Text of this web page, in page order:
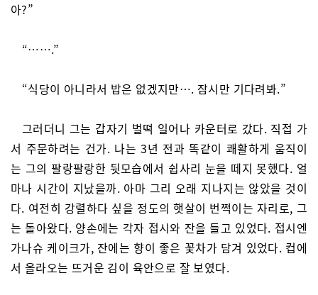
아?”
“…….”
“식당이 아니라서 밥은 없겠지만…. 잠시만 기다려봐.”
그러더니 그는 갑자기 벌떡 일어나 카운터로 갔다. 직접 가
서 주문하려는 건가. 나는 3년 전과 똑같이 쾌활하게 움직이
는 그의 팔랑팔랑한 뒷모습에서 쉽사리 눈을 떼지 못했다. 얼
마나 시간이 지났을까. 아마 그리 오래 지나지는 않았을 것이
다. 여전히 강렬하다 싶을 정도의 햇살이 번쩍이는 자리로, 그
는 돌아왔다. 양손에는 각자 접시와 잔을 들고 있었다. 접시엔
가나슈 케이크가, 잔에는 향이 좋은 꽃차가 담겨 있었다. 컵에
서 올라오는 뜨거운 김이 육안으로 잘 보였다.